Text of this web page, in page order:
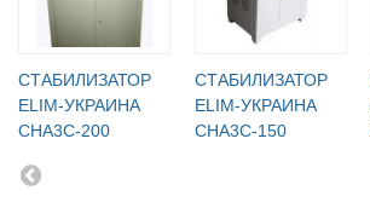
СТАБИЛИЗАТОР
ELIM-УКРАИНА
СНА3С-200
СТАБИЛИЗАТОР
ELIM-УКРАИНА
СНА3С-150